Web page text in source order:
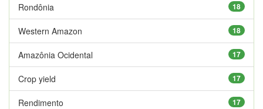
18
Rondônia
18
Western Amazon
17
Amazônia Ocidental
17
Crop yield
17
Rendimento